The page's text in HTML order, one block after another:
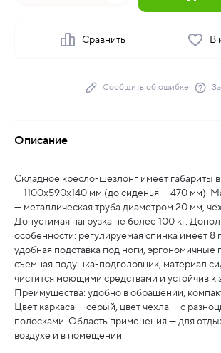
Сравнить В
Сообщить об ошибке
Описание
Складное кресло-шезлонг имеет габариты
— 1100x590x140 мм (до сиденья — 470 мм).
— металлическая труба диаметром 20 мм,
Допустимая нагрузка не более 100 кг.
особенности: регулируемая спинка имеет
удобная подставка под ноги, эргономичные
съемная подушка-подголовник, материал
чистится моющими средствами и устойчив к
Преимущества: удобно в обращении,
Цвет каркаса — серый, цвет чехла — с
полосками. Область применения — для
воздухе и в помещении.